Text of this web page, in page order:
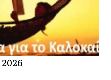
2026